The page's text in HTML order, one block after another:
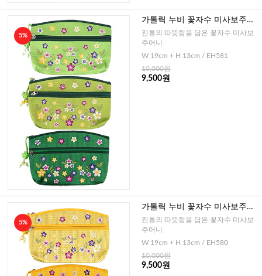
5%
가톨릭 누비 꽃자수 미사보주머
니(그린)
전통의 따뜻함을 담은 꽃자수 미사보
주머니
W 19cm + H 13cm / EH581
10,000원
9,500원
5%
가톨릭 누비 꽃자수 미사보주머
니(옐로우)
전통의 따뜻함을 담은 꽃자수 미사보
주머니
W 19cm + H 13cm / EH580
10,000원
9,500원